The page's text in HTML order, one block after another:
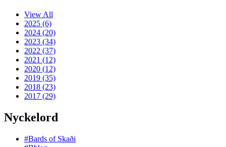
View All
2025 (6)
2024 (20)
2023 (34)
2022 (37)
2021 (12)
2020 (12)
2019 (35)
2018 (23)
2017 (29)
Nyckelord
#Bards of Skaði